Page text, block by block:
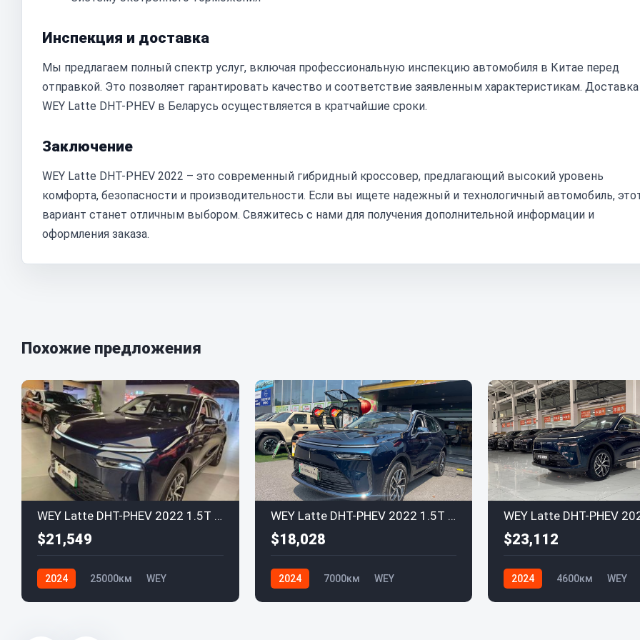
Инспекция и доставка
Мы предлагаем полный спектр услуг, включая профессиональную инспекцию автомобиля в Китае перед
отправкой. Это позволяет гарантировать качество и соответствие заявленным характеристикам. Доставка
WEY Latte DHT-PHEV в Беларусь осуществляется в кратчайшие сроки.
Заключение
WEY Latte DHT-PHEV 2022 – это современный гибридный кроссовер, предлагающий высокий уровень
комфорта, безопасности и производительности. Если вы ищете надежный и технологичный автомобиль,
вариант станет отличным выбором. Свяжитесь с нами для получения дополнительной информации и
оформления заказа.
Похожие предложения
WEY Latte DHT-PHEV 2022 1.5T AWD Max
$21,549
2024 25000км WEY
WEY Latte DHT-PHEV 2022 1.5T Полный привод
$18,028
2024 7000км WEY
$23,112
2024 4600км WEY